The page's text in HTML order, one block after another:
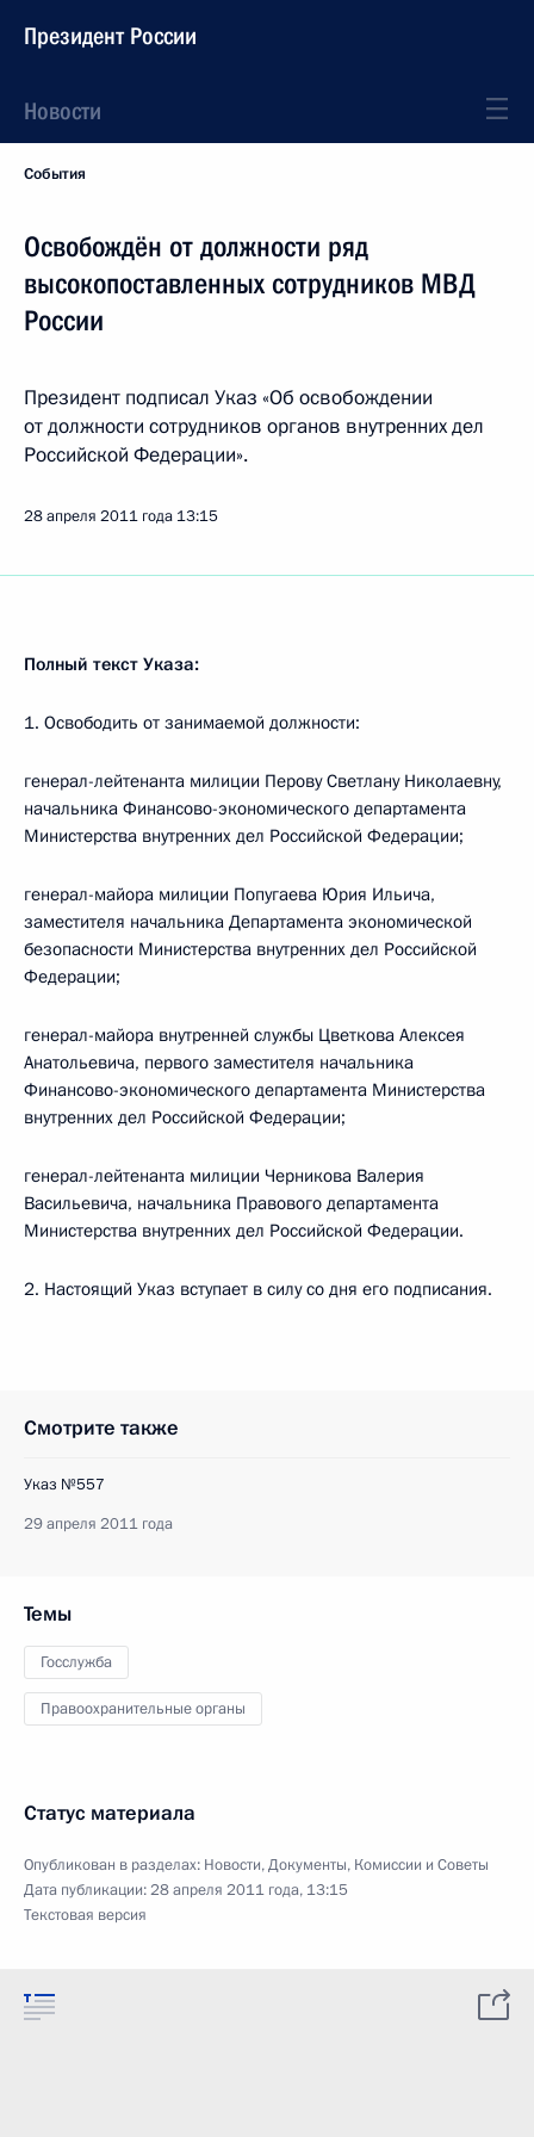
Президент России
Новости
События
Освобождён от должности ряд
высокопоставленных сотрудников МВД
России
Президент подписал Указ «Об освобождении
от должности сотрудников органов внутренних дел
Российской Федерации».
28 апреля 2011 года 13:15
Полный текст Указа:
1. Освободить от занимаемой должности:
генерал-лейтенанта милиции Перову Светлану Николаевну,
начальника Финансово-экономического департамента
Министерства внутренних дел Российской Федерации;
генерал-майора милиции Попугаева Юрия Ильича,
заместителя начальника Департамента экономической
безопасности Министерства внутренних дел Российской
Федерации;
генерал-майора внутренней службы Цветкова Алексея
Анатольевича, первого заместителя начальника
Финансово-экономического департамента Министерства
внутренних дел Российской Федерации;
генерал-лейтенанта милиции Черникова Валерия
Васильевича, начальника Правового департамента
Министерства внутренних дел Российской Федерации.
2. Настоящий Указ вступает в силу со дня его подписания.
Смотрите также
Указ №557
29 апреля 2011 года
Темы
Госслужба
Правоохранительные органы
Статус материала
Опубликован в разделах: Новости,Документы, Комиссии и Советы
Дата публикации:28 апреля 2011 года, 13:15
Текстовая версия